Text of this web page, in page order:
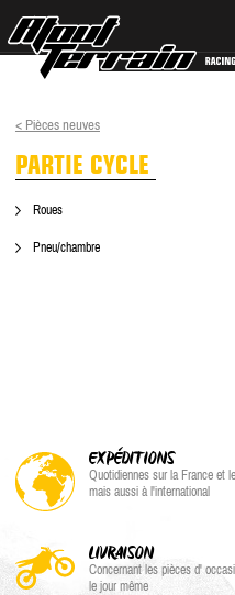
< Pièces neuves
PARTIE CYCLE
Roues
Pneu/chambre
EXPÉDITIONS
Quotidiennes sur la France et
mais aussi à l'international
LIVRAISON
Concernant les pièces d'
le jour même